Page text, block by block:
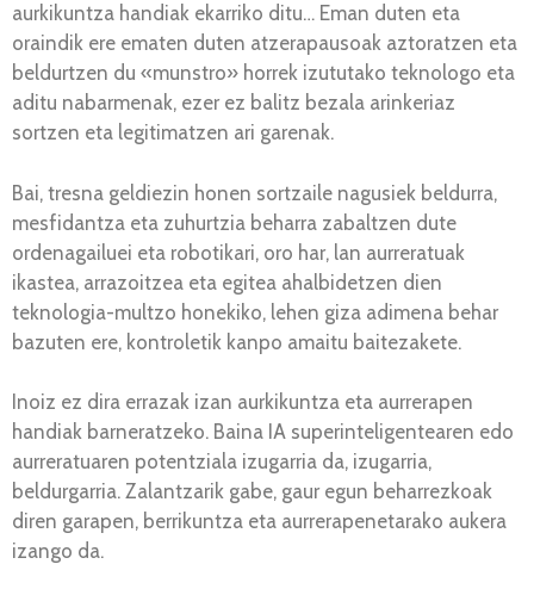
aurkikuntza handiak ekarriko ditu… Eman duten eta
oraindik ere ematen duten atzerapausoak aztoratzen eta
beldurtzen du «munstro» horrek izututako teknologo eta
aditu nabarmenak, ezer ez balitz bezala arinkeriaz
sortzen eta legitimatzen ari garenak.
Bai, tresna geldiezin honen sortzaile nagusiek beldurra,
mesfidantza eta zuhurtzia beharra zabaltzen dute
ordenagailuei eta robotikari, oro har, lan aurreratuak
ikastea, arrazoitzea eta egitea ahalbidetzen dien
teknologia-multzo honekiko, lehen giza adimena behar
bazuten ere, kontroletik kanpo amaitu baitezakete.
Inoiz ez dira errazak izan aurkikuntza eta aurrerapen
handiak barneratzeko. Baina IA superinteligentearen edo
aurreratuaren potentziala izugarria da, izugarria,
beldurgarria. Zalantzarik gabe, gaur egun beharrezkoak
diren garapen, berrikuntza eta aurrerapenetarako aukera
izango da.